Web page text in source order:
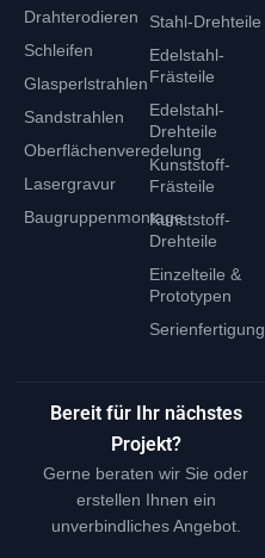
Drahterodieren
Schleifen
Glasperlstrahlen
Sandstrahlen
Oberflächenveredelung
Lasergravur
Baugruppenmontage
Stahl-Drehteile
Edelstahl-
Frästeile
Edelstahl-
Drehteile
Kunststoff-
Frästeile
Kunststoff-
Drehteile
Einzelteile &
Prototypen
Serienfertigung
Bereit für Ihr nächstes
Projekt?
Gerne beraten wir Sie oder
erstellen Ihnen ein
unverbindliches Angebot.